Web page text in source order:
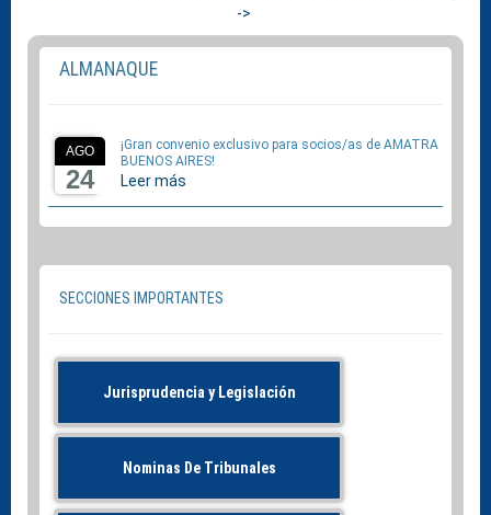
->
ALMANAQUE
AGO
24
¡Gran convenio exclusivo para socios/as de AMATRA
BUENOS AIRES!
Leer más
SECCIONES IMPORTANTES
Jurisprudencia y Legislación
Nominas De Tribunales